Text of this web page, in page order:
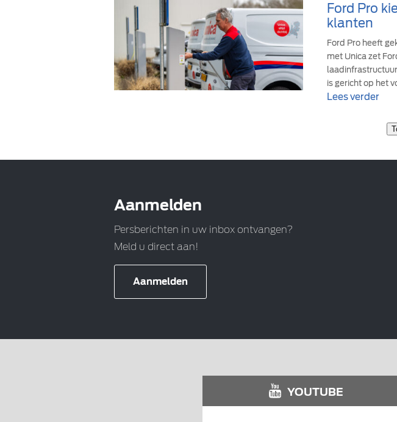
Ford Pro
klanten
Ford Pro heeft
met Unica zet
is gericht op het
Lees verder
Aanmelden
Persberichten in uw inbox ontvangen?
Meld u direct aan!
Aanmelden
YOUTUBE